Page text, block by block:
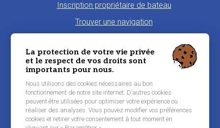
Inscription propriétaire de bateau
Trouver une navigation
La charte Morbi'Embark
Niveau de pratique maritime
Conditions générales d'utilisation
Contacter Morbi’Embark
Mentions légales
La protection de votre vie privée
et le respect de vos droits sont
importants pour nous.
Nous utilisons des cookies nécessaires au bon
fonctionnement de notre site internet. D’autres cookies
peuvent être utilisées pour optimiser votre expérience ou
réaliser des analyses. Vous pouvez modifier vos préférences
cookies et retirer votre consentement à tout moment en